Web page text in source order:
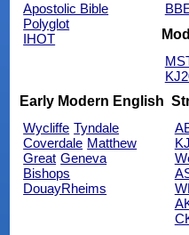
Apostolic Bible
Polyglot
IHOT
Early Modern English
Wycliffe Tyndale
Coverdale Matthew
Great Geneva
Bishops
DouayRheims